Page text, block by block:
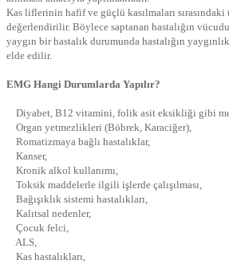
Kas liflerinin hafif ve güçlü kasılmaları
değerlendirilir. Böylece saptanan hastalığın
yaygın bir hastalık durumunda hastalığın
elde edilir.
EMG Hangi Durumlarda Yapılır?
Diyabet, B12 vitamini, folik asit eksikliği gibi
Organ yetmezlikleri (Böbrek, Karaciğer),
Romatizmaya bağlı hastalıklar,
Kanser,
Kronik alkol kullanımı,
Toksik maddelerle ilgili işlerde çalışılması,
Bağışıklık sistemi hastalıkları,
Kalıtsal nedenler,
Çocuk felci,
ALS,
Kas hastalıkları,